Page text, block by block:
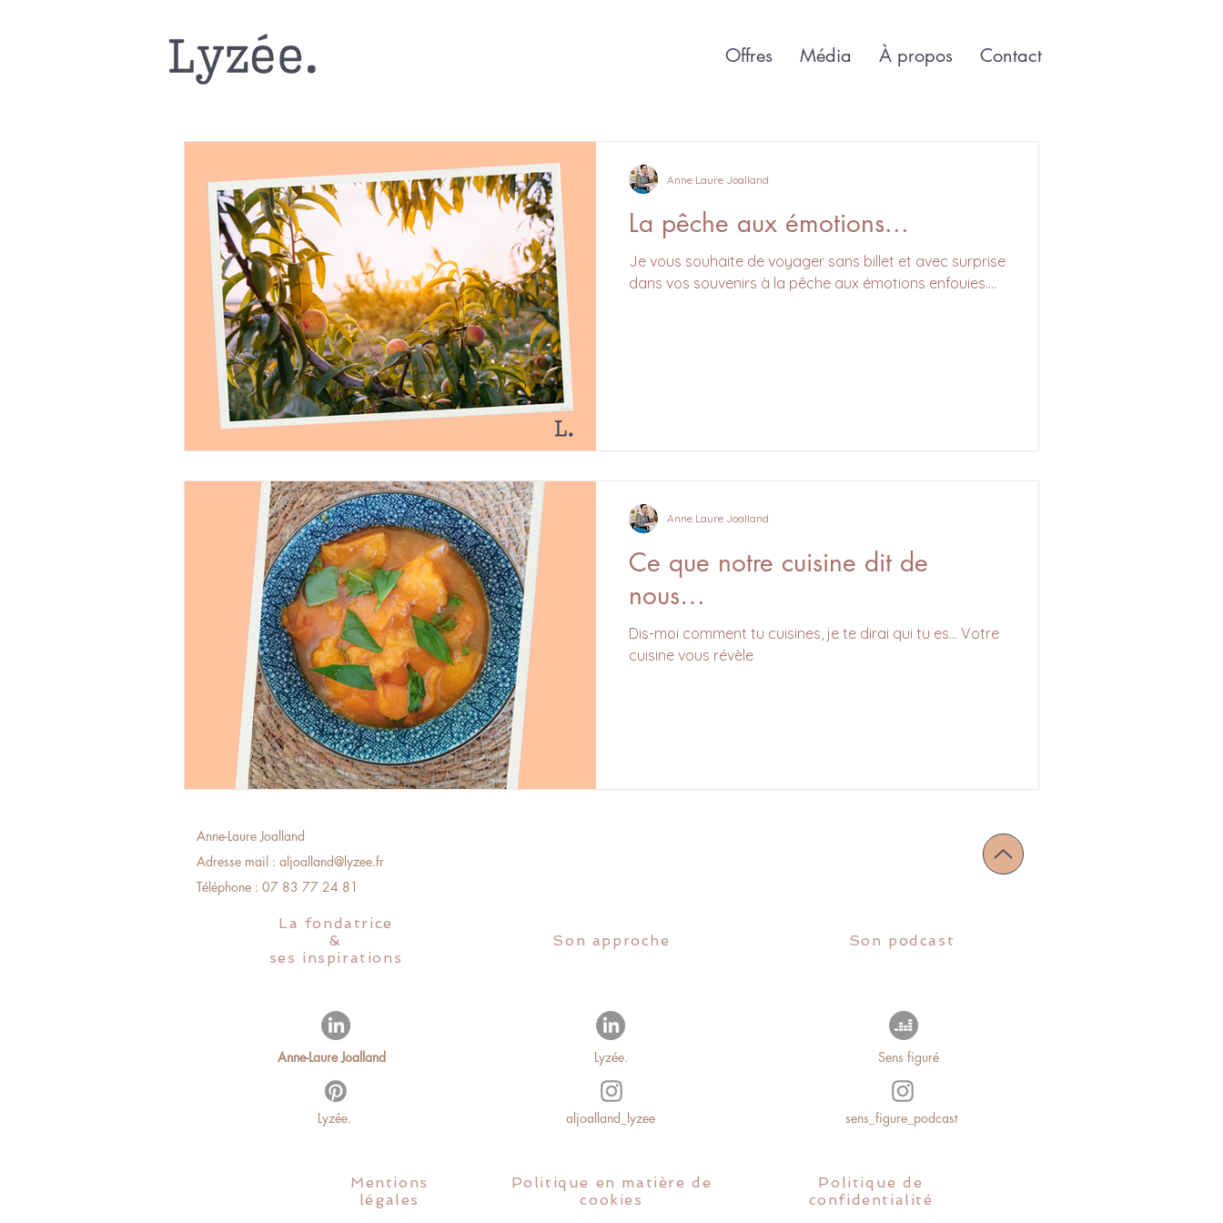
Offres Média À propos Contact
La pêche aux émotions...
Je vous souhaite de voyager sans billet et avec surprise
dans vos souvenirs à la pêche aux émotions enfouies....
Anne Laure Joalland
Ce que notre cuisine dit de
nous…
Dis-moi comment tu cuisines, je te dirai qui tu es... Votre
cuisine vous révèle
Anne Laure Joalland
Anne-Laure Joalland
Adresse mail : aljoalland@lyzee.fr
Téléphone : 07 83 77 24 81
La fondatrice
&
ses inspirations
Anne-Laure Joalland
Lyzée.
Mentions
légales
Son approche
Lyzée.
aljoalland_lyzee
Politique en matière de
cookies
Son podcast
Sens figuré
sens_figure_podcast
Politique de
confidentialité